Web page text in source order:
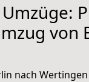
von
nach